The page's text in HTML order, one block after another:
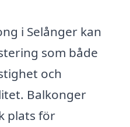
i Selånger kan
som både
och
Balkonger
plats för